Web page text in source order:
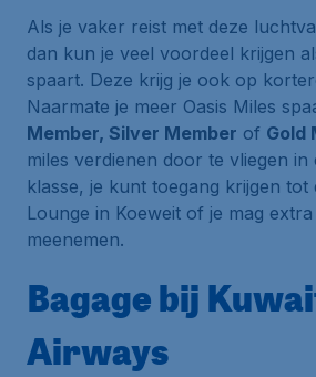
Als je vaker reist met deze
dan kun je veel voordeel krijgen
spaart. Deze krijg je ook op
Naarmate je meer Oasis Miles
Member, Silver Member of Gold
miles verdienen door te vliegen in
klasse, je kunt toegang krijgen tot
Lounge in Koeweit of je mag extra
meenemen.
Bagage bij
Airways